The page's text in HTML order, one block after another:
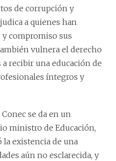
de corrupción y
a quienes han
compromiso sus
vulnera el derecho
recibir una educación de
íntegros y
se da en un
ministro de Educación,
existencia de una
aún no esclarecida, y